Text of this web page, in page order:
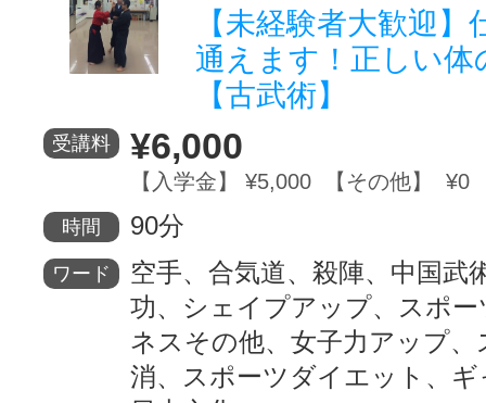
【未経験者大歓迎】
通えます！正しい体
【古武術】
受講料 ¥6,000
【入学金】 ¥5,000 【その他】 ¥0
時間 90分
ワード
空手、合気道、殺陣、中国武
功、シェイプアップ、スポ
ネスその他、女子力アップ、
消、スポーツダイエット、